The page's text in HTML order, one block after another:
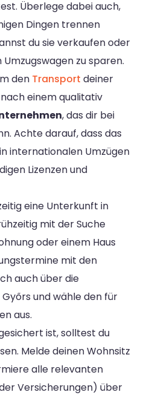
Überlege dabei auch,
Dingen trennen
du sie verkaufen oder
zu sparen.
den Transport deiner
einem qualitativ
, das dir bei
Achte darauf, dass das
internationalen Umzügen
Lizenzen und
eine Unterkunft in
mit der Suche
oder einem Haus
mit den
auch über die
und wähle den für
aus.
ist, solltest du
Melde deinen Wohnsitz
alle relevanten
Versicherungen) über